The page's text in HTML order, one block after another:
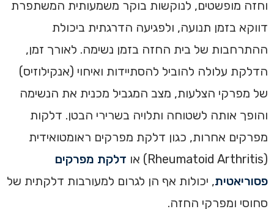
וחזה מופשטים, לנוקשות בוקר משמעותית המשתפרת
דווקא בזמן תנועה, ולפגיעה הדרגתית ביכולת
ההתרחבות של בית החזה בזמן נשימה. לאורך זמן,
הדלקת עלולה להוביל להסתיידות ואיחוי (אנקילוזיס)
של מפרקי הצלעות, מצב המגביל מכנית את הנשימה
והופך אותה לשטוחה ותלויה בשרירי הבטן. דלקות
מפרקים אחרות, כגון דלקת מפרקים ראומטואידית
(Rheumatoid Arthritis) או
דלקת מפרקים
פסוריאטית, יכולות אף הן לגרום למעורבות דלקתית של
סחוסי ומפרקי החזה.